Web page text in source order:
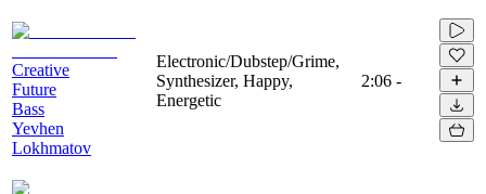
Creative
Future
Bass
Yevhen
Lokhmatov
Electronic/Dubstep/Grime,
Synthesizer, Happy,
Energetic
2:06 -